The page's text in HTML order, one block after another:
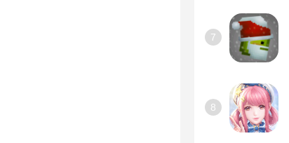
7
8